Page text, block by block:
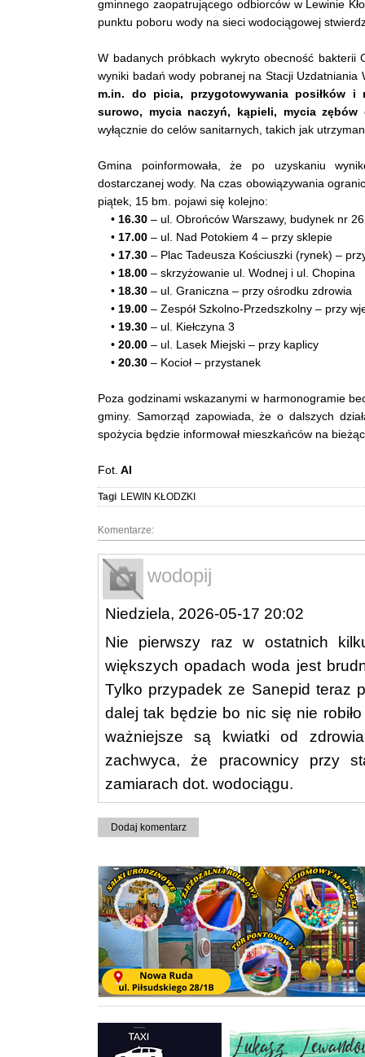
gminnego zaopatrującego odbiorców w Lewinie
punktu poboru wody na sieci wodociągowej
W badanych próbkach wykryto obecność bakterii
wyniki badań wody pobranej na Stacji Uzdatniania
m.in. do picia, przygotowywania posiłków
surowo, mycia naczyń, kąpieli, mycia zębów
wyłącznie do celów sanitarnych, takich jak
Gmina poinformowała, że po uzyskaniu
dostarczanej wody. Na czas obowiązywania
piątek, 15 bm. pojawi się kolejno:
• 16.30 – ul. Obrońców Warszawy, budynek nr
• 17.00 – ul. Nad Potokiem 4 – przy sklepie
• 17.30 – Plac Tadeusza Kościuszki (rynek) –
• 18.00 – skrzyżowanie ul. Wodnej i ul. Chopina
• 18.30 – ul. Graniczna – przy ośrodku zdrowia
• 19.00 – Zespół Szkolno-Przedszkolny – przy
• 19.30 – ul. Kiełczyna 3
• 20.00 – ul. Lasek Miejski – przy kaplicy
• 20.30 – Kocioł – przystanek
Poza godzinami wskazanymi w harmonogramie
gminy. Samorząd zapowiada, że o dalszych
spożycia będzie informował mieszkańców na
Fot. AI
Tagi LEWIN KŁODZKI
Komentarze:
wodopij
Niedziela, 2026-05-17 20:02
Nie pierwszy raz w ostatnich
większych opadach woda jest
Tylko przypadek ze Sanepid teraz
dalej tak będzie bo nic się nie
ważniejsze są kwiatki od
zachwyca, że pracownicy przy
zamiarach dot. wodociągu.
Dodaj komentarz